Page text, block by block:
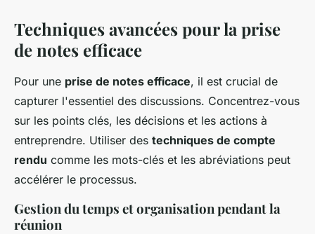
Techniques avancées pour la prise
de notes efficace
Pour une prise de notes efficace, il est crucial de
capturer l'essentiel des discussions. Concentrez-vous
sur les points clés, les décisions et les actions à
entreprendre. Utiliser des techniques de compte
rendu comme les mots-clés et les abréviations peut
accélérer le processus.
Gestion du temps et organisation pendant la
réunion